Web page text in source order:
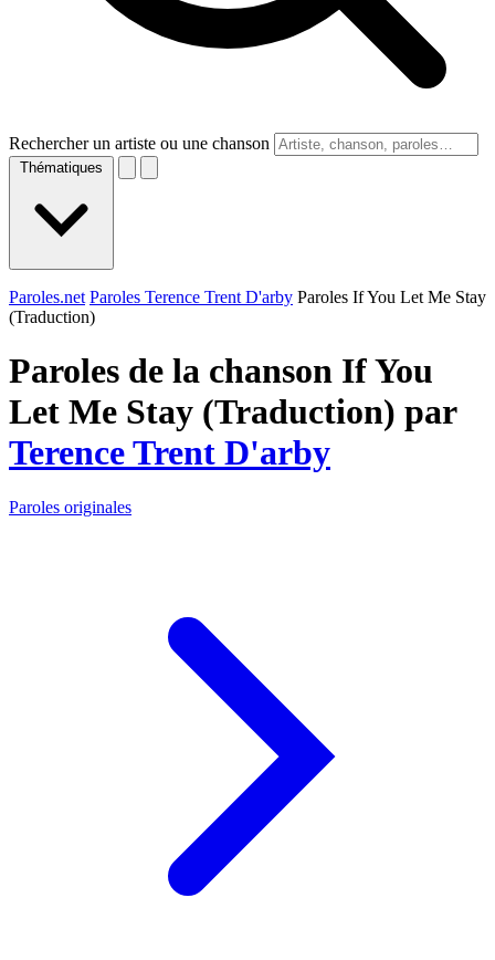
Rechercher un artiste ou une chanson
Thématiques
Paroles.net Paroles Terence Trent D'arby Paroles If You Let Me Stay
(Traduction)
Paroles de la chanson If You
Let Me Stay (Traduction) par
Terence Trent D'arby
Paroles originales